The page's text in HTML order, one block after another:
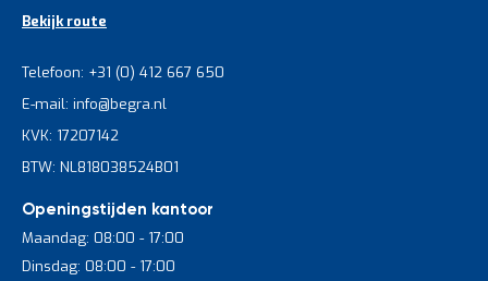
Bekijk route
Telefoon: +31 (0) 412 667 650
E-mail: info@begra.nl
KVK: 17207142
BTW: NL818038524B01
Openingstijden kantoor
Maandag: 08:00 - 17:00
Dinsdag: 08:00 - 17:00